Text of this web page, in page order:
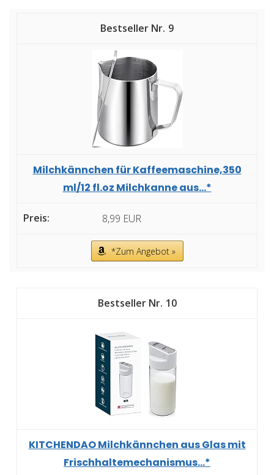
9
Milchkännchen für Kaffeemaschine,350
ml/12 fl.oz Milchkanne aus...*
8,99 EUR
*Zum Angebot »
10
KITCHENDAO Milchkännchen aus Glas mit
Frischhaltemechanismus...*